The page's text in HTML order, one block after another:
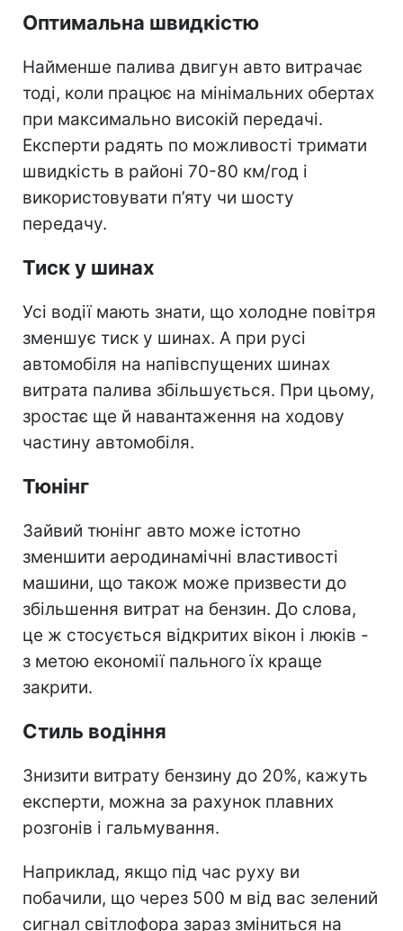
Оптимальна швидкістю
Найменше палива двигун авто витрачає
тоді, коли працює на мінімальних обертах
при максимально високій передачі.
Експерти радять по можливості тримати
швидкість в районі 70-80 км/год і
використовувати п’яту чи шосту
передачу.
Тиск у шинах
Усі водії мають знати, що холодне повітря
зменшує тиск у шинах. А при русі
автомобіля на напівспущених шинах
витрата палива збільшується. При цьому,
зростає ще й навантаження на ходову
частину автомобіля.
Тюнінг
Зайвий тюнінг авто може істотно
зменшити аеродинамічні властивості
машини, що також може призвести до
збільшення витрат на бензин. До слова,
це ж стосується відкритих вікон і люків -
з метою економії пального їх краще
закрити.
Стиль водіння
Знизити витрату бензину до 20%, кажуть
експерти, можна за рахунок плавних
розгонів і гальмування.
Наприклад, якщо під час руху ви
побачили, що через 500 м від вас зелений
сигнал світлофора зараз зміниться на